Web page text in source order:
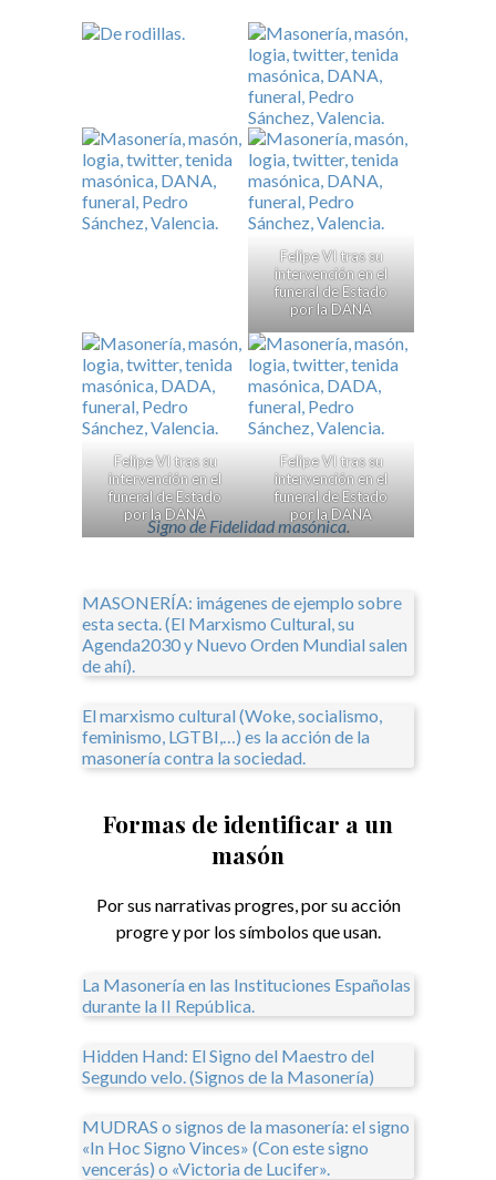
Felipe VI tras su
intervención en el
funeral de Estado
por la DANA
Felipe VI tras su
intervención en el
funeral de Estado
por la DANA
Felipe VI tras su
intervención en el
funeral de Estado
por la DANA
Signo de Fidelidad masónica.
MASONERÍA: imágenes de ejemplo sobre
esta secta. (El Marxismo Cultural, su
Agenda2030 y Nuevo Orden Mundial salen
de ahí).
El marxismo cultural (Woke, socialismo,
feminismo, LGTBI,…) es la acción de la
masonería contra la sociedad.
Formas de identificar a un
masón
Por sus narrativas progres, por su acción
progre y por los símbolos que usan.
La Masonería en las Instituciones Españolas
durante la II República.
Hidden Hand: El Signo del Maestro del
Segundo velo. (Signos de la Masonería)
MUDRAS o signos de la masonería: el signo
«In Hoc Signo Vinces» (Con este signo
vencerás) o «Victoria de Lucifer».